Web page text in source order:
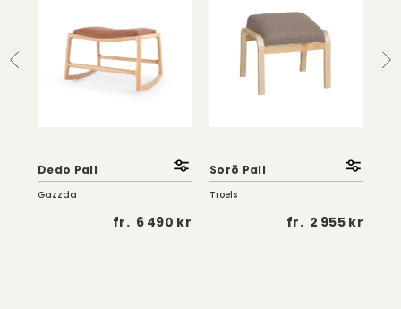
Dedo Pall
Gazzda
fr. 6 490 kr
Sorö Pall
Troels
fr. 2 955 kr